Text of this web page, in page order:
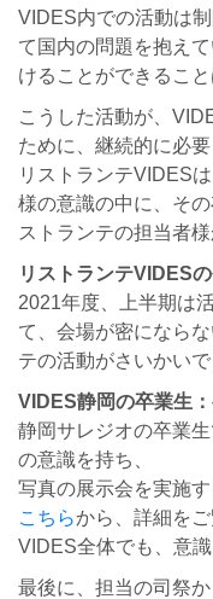
VIDES内での活動は
て国内の問題を抱え
けることができるこ
こうした活動が、
ために、継続的に必
リストランテVIDES
様の意識の中に、そ
ストランテの担当者
リストランテVIDES
2021年度、上半期は
て、会場が密になら
テの活動がさいかい
VIDES静岡の卒業生
静岡サレジオの卒業
の意識を持ち、
写真の展示会を実施
こちらから、詳細をご
VIDES全体でも、意
最後に、担当の司祭